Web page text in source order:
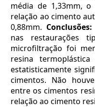
média de 1,33mm,
relação ao cimento
0,88mm. Conclusões:
nas restaurações
microfiltração foi
resina
estatisticamente
cimentos. Não
entre os cimentos
relação ao cimento